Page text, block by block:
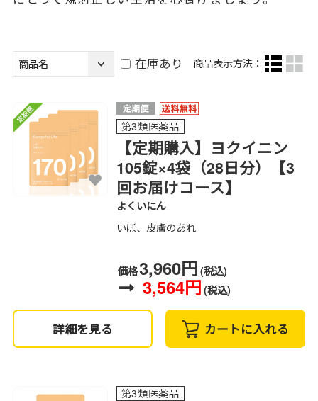
在庫あり 商品表示方法：
第3類医薬品
【定期購入】ヨクイニン
105錠×4袋（28日分）【3
回お届けコース】
よくいにん
いぼ、皮膚のあれ
価格3,960円 (税込)
3,564円 (税込)
詳細を見る カートに入れる
第3類医薬品